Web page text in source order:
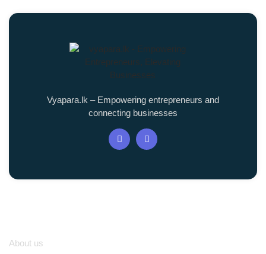
Vyapara.lk – Empowering entrepreneurs and
connecting businesses
About us